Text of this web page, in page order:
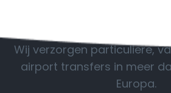
Wij verzorgen particuliere,
airport transfers in meer
Europa.